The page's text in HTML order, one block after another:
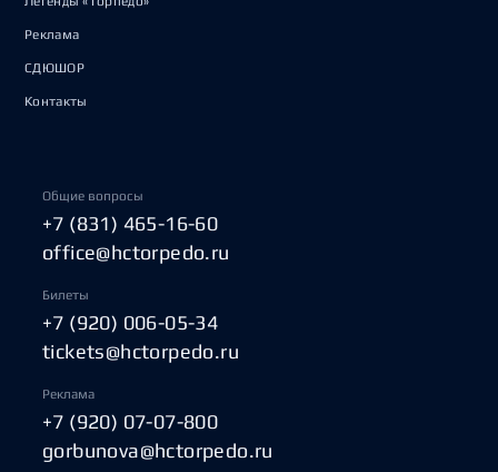
Реклама
СДЮШОР
Контакты
Общие вопросы
+7 (831) 465-16-60
office@hctorpedo.ru
Билеты
+7 (920) 006-05-34
tickets@hctorpedo.ru
Реклама
+7 (920) 07-07-800
gorbunova@hctorpedo.ru